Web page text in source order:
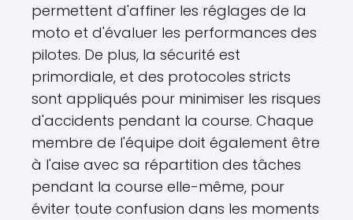
permettent d'affiner les réglages de la
moto et d'évaluer les performances des
pilotes. De plus, la sécurité est
primordiale, et des protocoles stricts
sont appliqués pour minimiser les risques
d'accidents pendant la course. Chaque
membre de l'équipe doit également être
à l'aise avec sa répartition des tâches
pendant la course elle-même, pour
éviter toute confusion dans les moments